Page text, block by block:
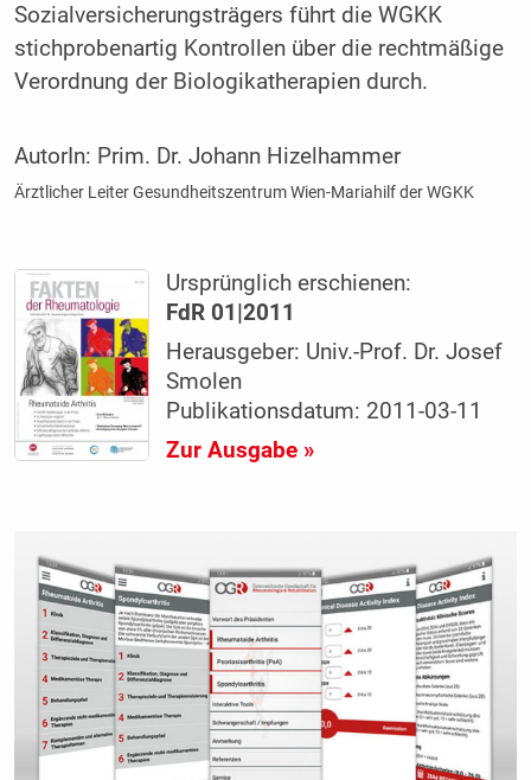
Sozialversicherungsträgers führt die WGKK
stichprobenartig Kontrollen über die rechtmäßige
Verordnung der Biologikatherapien durch.
AutorIn: Prim. Dr. Johann Hizelhammer
Ärztlicher Leiter Gesundheitszentrum Wien-Mariahilf der WGKK
Ursprünglich erschienen:
FdR 01|2011
Herausgeber: Univ.-Prof. Dr. Josef
Smolen
Publikationsdatum: 2011-03-11
Zur Ausgabe »